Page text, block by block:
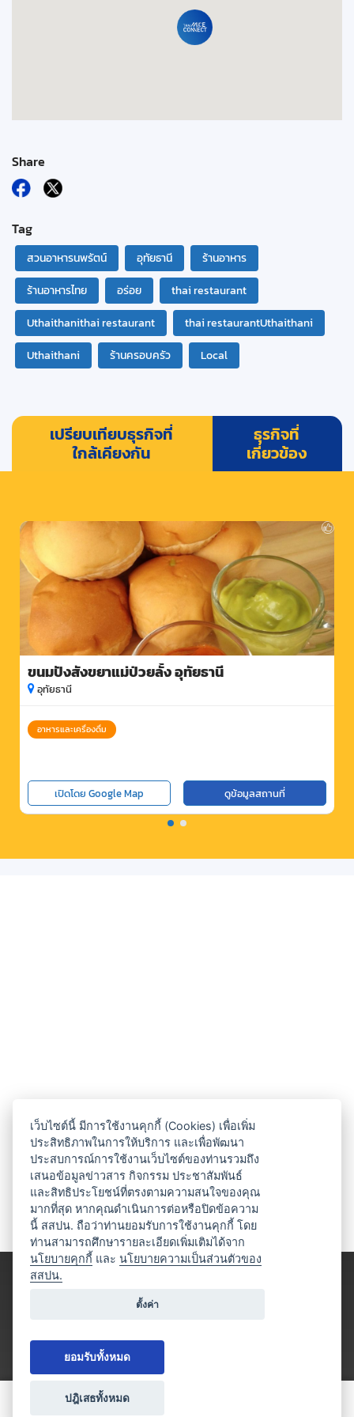
Share
Tag
สวนอาหารนพรัตน์ อุทัยธานี
ร้านอาหาร
ร้านอาหารไทย
อร่อย
thai restaurant
Uthaithanithai restaurant
thai restaurantUthaithani
Uthaithani
ร้านครอบครัว Local
เปรียบเทียบธุรกิจที่
ใกล้เคียงกัน
ธุรกิจที่
เกี่ยวข้อง
ขนมปังสังขยาแม่ป่วยลั้ง อุทัยธานี
อุทัยธานี
อาหารและเครื่องดื่ม
เปิดโดย Google Map ดูข้อมูลสถานที่
เว็บไซต์นี้ มีการใช้งานคุกกี้ (Cookies) เพื่อเพิ่ม
ประสิทธิภาพในการให้บริการ และเพื่อพัฒนา
ประสบการณ์การใช้งานเว็บไซต์ของท่านรวมถึง
เสนอข้อมูลข่าวสาร กิจกรรม ประชาสัมพันธ์
และสิทธิประโยชน์ที่ตรงตามความสนใจของคุณ
มากที่สุด หากคุณดำเนินการต่อหรือปิดข้อความ
นี้ สสปน. ถือว่าท่านยอมรับการใช้งานคุกกี้ โดย
ท่านสามารถศึกษารายละเอียดเพิ่มเติมได้จาก
นโยบายคุกกี้ และนโยบายความเป็นส่วนตัวของ
สสปน.
ตั้งค่า
ยอมรับทั้งหมด
ปฎิเสธทั้งหมด